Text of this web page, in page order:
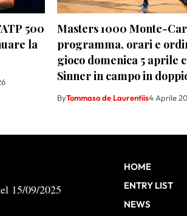
500
la
Masters 1000 Monte-
programma, orari e
gioco domenica 5 aprile
Sinner in campo in
ByTommaso de Laurentiis4 Aprile
15/09/2025
HOME
ENTRY LIST
NEWS